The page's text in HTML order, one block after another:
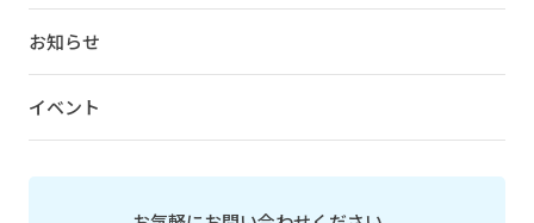
お知らせ
イベント